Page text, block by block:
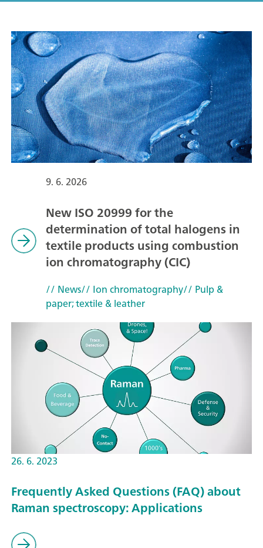
9. 6. 2026
New ISO 20999 for the
determination of total halogens in
textile products using combustion
ion chromatography (CIC)
// News// Ion chromatography// Pulp &
paper; textile & leather
26. 6. 2023
Frequently Asked Questions (FAQ) about
Raman spectroscopy: Applications